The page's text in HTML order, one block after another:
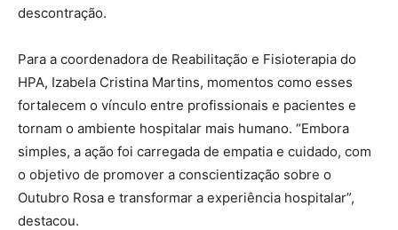
descontração.
Para a coordenadora de Reabilitação e Fisioterapia do
HPA, Izabela Cristina Martins, momentos como esses
fortalecem o vínculo entre profissionais e pacientes e
tornam o ambiente hospitalar mais humano. “Embora
simples, a ação foi carregada de empatia e cuidado, com
o objetivo de promover a conscientização sobre o
Outubro Rosa e transformar a experiência hospitalar”,
destacou.